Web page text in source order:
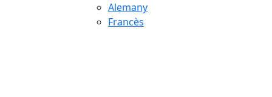
Alemany
Francès